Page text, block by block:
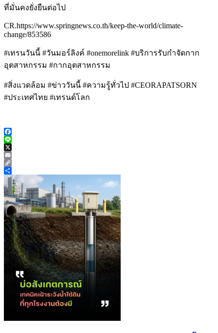
ที่มั่นคงยั่งยืนต่อไป
CR.https://www.springnews.co.th/keep-the-world/climate-
change/853586
#เทรนวันนี้ #วันมอร์ลิงค์ #onemorelink #บริการรับกำจัดกาก
อุตสาหกรรม #กากอุตสาหกรรม
#สิ่งแวดล้อม #ข่าววันนี้ #ความรู้ทั่วไป #CEORAPATSORN
#ประเทศไทย #เทรนด์โลก
Facebook
Line
X
Email
Copy
Link
Share